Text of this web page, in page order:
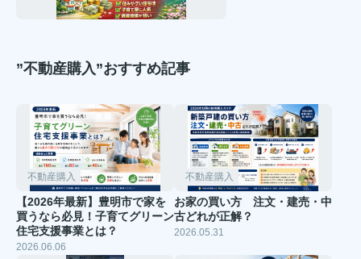
”不動産購入”おすすめ記事
不動産購入
【2026年最新】豊明市で家を
買うなら必見！子育てグリーン
住宅支援事業とは？
2026.06.06
不動産購入
お家の買い方 注文・建売・中
古どれが正解？
2026.05.31